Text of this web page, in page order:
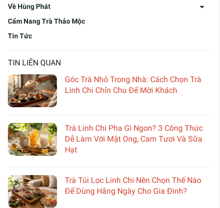
Về Hùng Phát
Cẩm Nang Trà Thảo Mộc
Tin Tức
TIN LIÊN QUAN
Góc Trà Nhỏ Trong Nhà: Cách Chọn Trà
Linh Chi Chỉn Chu Để Mời Khách
Trà Linh Chi Pha Gì Ngon? 3 Công Thức
Dễ Làm Với Mật Ong, Cam Tươi Và Sữa
Hạt
Trà Túi Lọc Linh Chi Nên Chọn Thế Nào
Để Dùng Hằng Ngày Cho Gia Đình?